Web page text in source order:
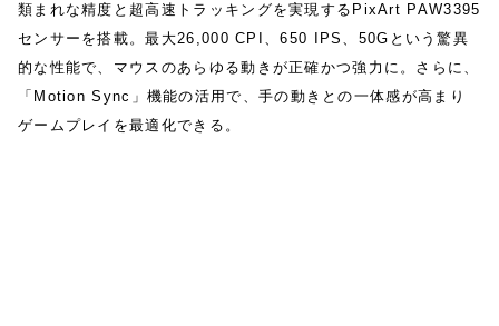
類まれな精度と超高速トラッキングを実現するPixArt PAW3395
センサーを搭載。最大26,000 CPI、650 IPS、50Gという驚異
的な性能で、マウスのあらゆる動きが正確かつ強力に。さらに、
「Motion Sync」機能の活用で、手の動きとの一体感が高まり
ゲームプレイを最適化できる。